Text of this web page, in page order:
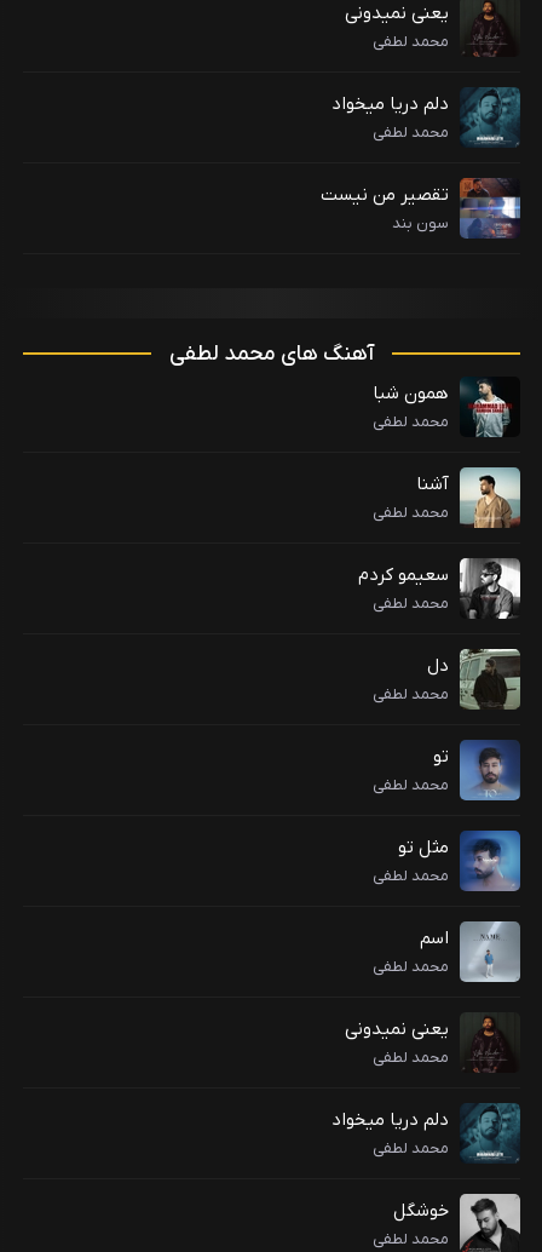
یعنی نمیدونی
محمد لطفی
دلم دریا میخواد
محمد لطفی
تقصیر من نیست
سون بند
آهنگ های محمد لطفی
همون شبا
محمد لطفی
آشنا
محمد لطفی
سعیمو کردم
محمد لطفی
دل
محمد لطفی
تو
محمد لطفی
مثل تو
محمد لطفی
اسم
محمد لطفی
یعنی نمیدونی
محمد لطفی
دلم دریا میخواد
محمد لطفی
خوشگل
محمد لطفی